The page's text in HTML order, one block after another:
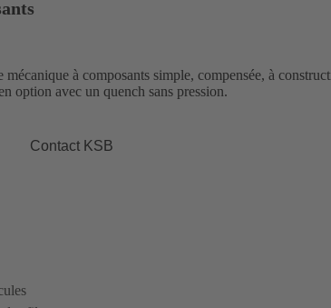
à composants simple, compensée, à
option avec un quench sans pression.
Contact KSB